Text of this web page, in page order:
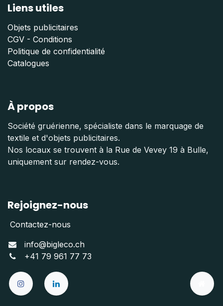
Liens utiles
Objets publicitaires
CGV - Conditions
Politique de confidentialité
Catalogues
À propos
Société gruérienne, spécialiste dans le marquage de
textile et d'objets publicitaires.
Nos locaux se trouvent à la Rue de Vevey 19 à Bulle,
uniquement sur rendez-vous.
Rejoignez-nous
Contactez-nous
info@bigleco.ch
+41 79 961 77 73